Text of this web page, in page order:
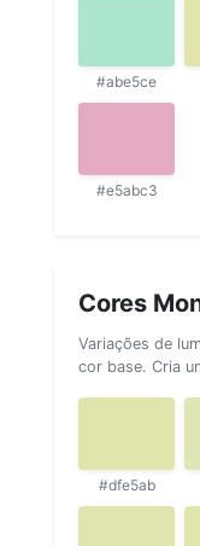
#abe5ce
#e5abc3
Cores
Variações de
cor base. Cria
#dfe5ab